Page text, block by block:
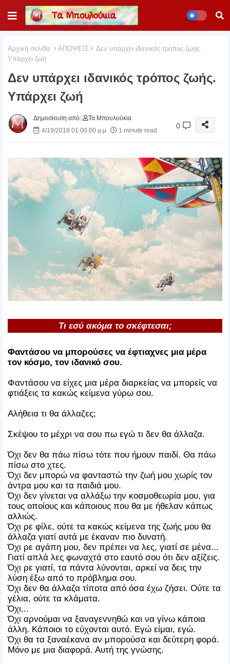
Αρχική σελίδα ΑΠΟΨΕΙΣ
Δεν υπάρχει ιδανικός τρόπος ζωής.
Υπάρχει ζωή
Δεν υπάρχει ιδανικός τρόπος ζωής.
Υπάρχει ζωή
Δημοσίευση από:
Τα Μπουλούκια
4/19/2018 01:00:00 μ.μ.
1 minute read
0
Τι εσύ ακόμα το σκέφτεσαι;
Φαντάσου να μπορούσες να έφτιαχνες μια μέρα
τον κόσμο, τον ιδανικό σου.
Φαντάσου να είχες μια μέρα διαρκείας να μπορείς να
φτιάξεις τα κακώς κείμενα γύρω σου.
Αλήθεια τι θα άλλαζες;
Σκέψου το μέχρι να σου πω εγώ τι δεν θα άλλαζα.
Όχι δεν θα πάω πίσω τότε που ήμουν παιδί. Θα πάω
πίσω στο χτες.
Όχι δεν μπορώ να φανταστώ την ζωή μου χωρίς τον
άντρα μου και τα παιδιά μου.
Όχι δεν γίνεται να αλλάξω την κοσμοθεωρία μου, για
τους οποίους και κάποιους που θα με ήθελαν κάπως
αλλιώς.
Όχι ρε φίλε, ούτε τα κακώς κείμενα της ζωής μου θα
άλλαζα γιατί αυτά με έκαναν πιο δυνατή.
Όχι ρε αγάπη μου, δεν πρέπει να λες, γιατί σε μένα...
Γιατί απλά λες φωναχτά στο εαυτό σου ότι δεν αξίζεις.
Όχι ρε γιατί, τα πάντα λύνονται, αρκεί να δεις την
λύση έξω από το πρόβλημα σου.
Όχι δεν θα άλλαζα τίποτα από όσα έχω ζήσει. Ούτε τα
γέλια, ούτε τα κλάματα.
Όχι...
Όχι αρνούμαι να ξαναγεννηθώ και να γίνω κάποια
άλλη. Κάποιοι το εύχονται αυτό. Εγώ είμαι, εγώ.
Όχι θα τα ξαναέκανα αν μπορούσα και δεύτερη φορά.
Μόνο με μια διαφορά. Αυτή της γνώσης.